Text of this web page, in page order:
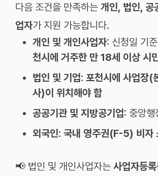
다음 조건을 만족하는 개인, 법인, 공
업자가 지원 가능합니다.
개인 및 개인사업자: 신청일 기준
천시에 거주한 만 18세 이상 시
법인 및 기업: 포천시에 사업장(
사)이 위치해야 함
공공기관 및 지방공기업: 중앙행
외국인: 국내 영주권(F-5) 비자
📢 법인 및 개인사업자는 사업자등